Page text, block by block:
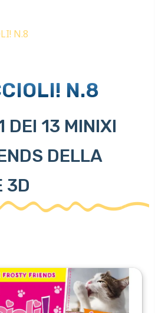
N.8
N.8
DEI 13 MINIXI
DELLA
3D